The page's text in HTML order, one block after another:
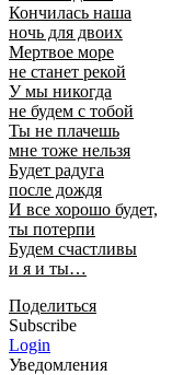
Кончилась наша
ночь для двоих
Мертвое море
не станет рекой
У мы никогда
не будем с тобой
Ты не плачешь
мне тоже нельзя
Будет радуга
после дождя
И все хорошо будет,
ты потерпи
Будем счастливы
и я и ты…
Поделиться
Subscribe
Login
Уведомления